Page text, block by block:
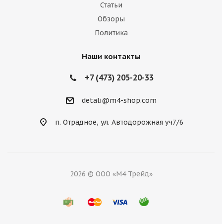
Статьи
Обзоры
Политика
Наши контакты
+7 (473) 205-20-33
detali@m4-shop.com
п. Отрадное, ул. Автодорожная уч7/6
2026 © ООО «М4 Трейд»